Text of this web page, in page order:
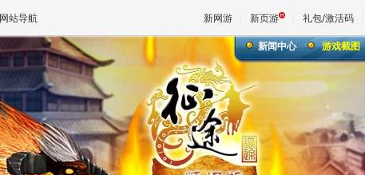
网站导航 新网游 新页游 礼包/激活码
新闻中心 游戏截图